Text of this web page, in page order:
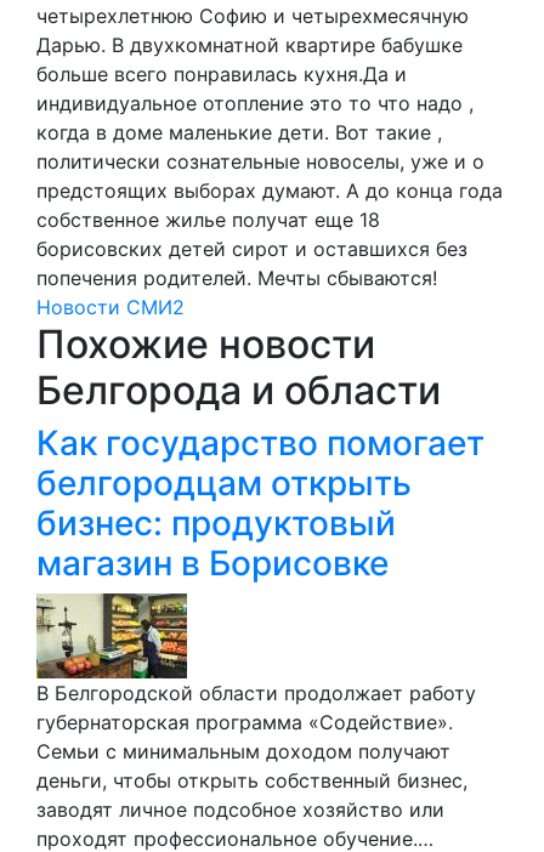
четырехлетнюю Софию и четырехмесячную
Дарью. В двухкомнатной квартире бабушке
больше всего понравилась кухня.Да и
индивидуальное отопление это то что надо ,
когда в доме маленькие дети. Вот такие ,
политически сознательные новоселы, уже и о
предстоящих выборах думают. А до конца года
собственное жилье получат еще 18
борисовских детей сирот и оставшихся без
попечения родителей. Мечты сбываются!
Новости СМИ2
Похожие новости
Белгорода и области
Как государство помогает
белгородцам открыть
бизнес: продуктовый
магазин в Борисовке
В Белгородской области продолжает работу
губернаторская программа «Содействие».
Семьи с минимальным доходом получают
деньги, чтобы открыть собственный бизнес,
заводят личное подсобное хозяйство или
проходят профессиональное обучение.…